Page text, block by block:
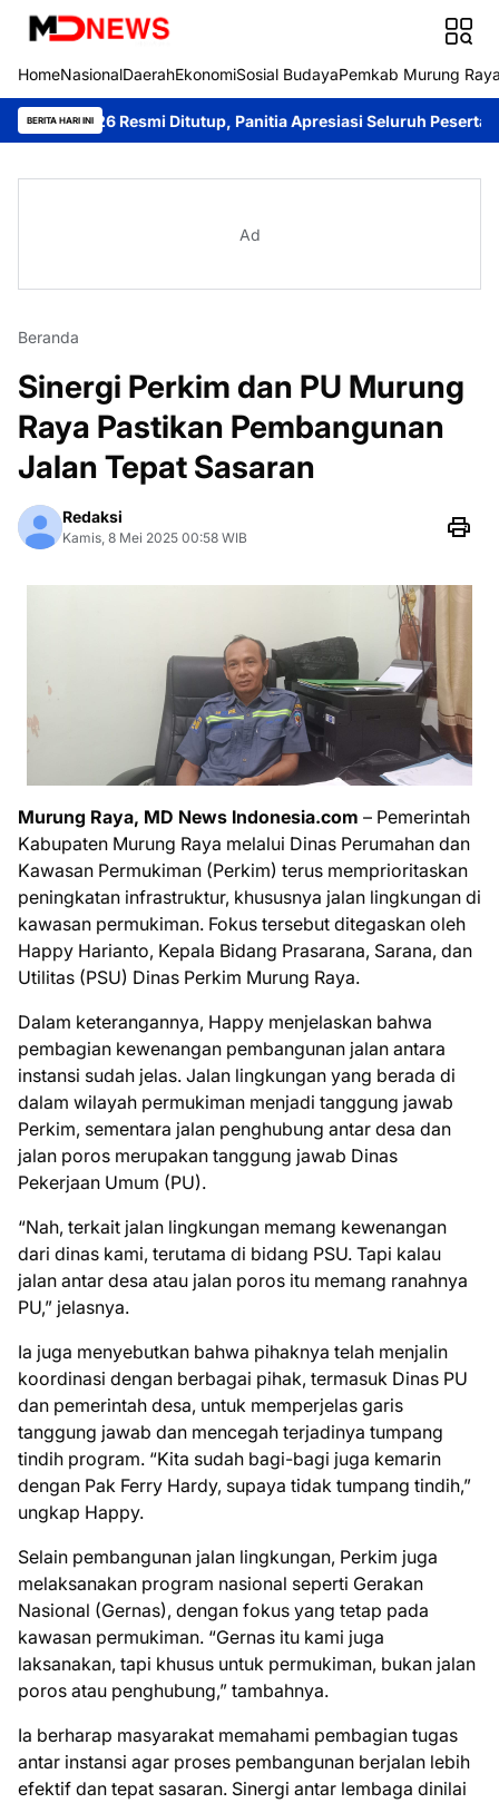
HomeNasionalDaerahEkonomiSosial BudayaPemkab Murung
BERITA HARI INI
Resmi Ditutup, Panitia Apresiasi Seluruh Peserta
Ad
Beranda
Sinergi Perkim dan PU Murung
Raya Pastikan Pembangunan
Jalan Tepat Sasaran
Redaksi
Kamis, 8 Mei 2025 00:58 WIB
Murung Raya, MD News Indonesia.com – Pemerintah
Kabupaten Murung Raya melalui Dinas Perumahan dan
Kawasan Permukiman (Perkim) terus memprioritaskan
peningkatan infrastruktur, khususnya jalan lingkungan di
kawasan permukiman. Fokus tersebut ditegaskan oleh
Happy Harianto, Kepala Bidang Prasarana, Sarana, dan
Utilitas (PSU) Dinas Perkim Murung Raya.
Dalam keterangannya, Happy menjelaskan bahwa
pembagian kewenangan pembangunan jalan antara
instansi sudah jelas. Jalan lingkungan yang berada di
dalam wilayah permukiman menjadi tanggung jawab
Perkim, sementara jalan penghubung antar desa dan
jalan poros merupakan tanggung jawab Dinas
Pekerjaan Umum (PU).
“Nah, terkait jalan lingkungan memang kewenangan
dari dinas kami, terutama di bidang PSU. Tapi kalau
jalan antar desa atau jalan poros itu memang ranahnya
PU,” jelasnya.
Ia juga menyebutkan bahwa pihaknya telah menjalin
koordinasi dengan berbagai pihak, termasuk Dinas PU
dan pemerintah desa, untuk memperjelas garis
tanggung jawab dan mencegah terjadinya tumpang
tindih program. “Kita sudah bagi-bagi juga kemarin
dengan Pak Ferry Hardy, supaya tidak tumpang tindih,”
ungkap Happy.
Selain pembangunan jalan lingkungan, Perkim juga
melaksanakan program nasional seperti Gerakan
Nasional (Gernas), dengan fokus yang tetap pada
kawasan permukiman. “Gernas itu kami juga
laksanakan, tapi khusus untuk permukiman, bukan jalan
poros atau penghubung,” tambahnya.
Ia berharap masyarakat memahami pembagian tugas
antar instansi agar proses pembangunan berjalan lebih
efektif dan tepat sasaran. Sinergi antar lembaga dinilai